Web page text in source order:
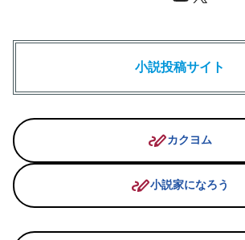
小説投稿サイト
stylus_noteカクヨム
stylus_note小説家になろう